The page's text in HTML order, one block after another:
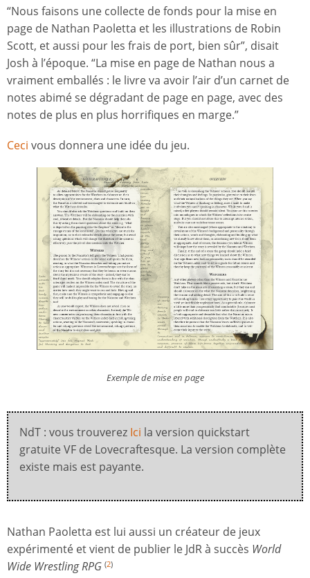
“Nous faisons une collecte de fonds pour la mise en
page de Nathan Paoletta et les illustrations de Robin
Scott, et aussi pour les frais de port, bien sûr”, disait
Josh à l’époque. “La mise en page de Nathan nous a
vraiment emballés : le livre va avoir l’air d’un carnet de
notes abimé se dégradant de page en page, avec des
notes de plus en plus horrifiques en marge.”
Ceci vous donnera une idée du jeu.
Exemple de mise en page
NdT : vous trouverez Ici la version quickstart
gratuite VF de Lovecraftesque. La version complète
existe mais est payante.
Nathan Paoletta est lui aussi un créateur de jeux
expérimenté et vient de publier le JdR à succès World
Wide Wrestling RPG (2)